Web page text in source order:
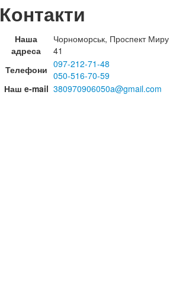
Контакти
Наша
адреса
Чорноморськ, Проспект Миру
41
Телефони 097-212-71-48
050-516-70-59
Наш e-mail 380970906050a@gmail.com